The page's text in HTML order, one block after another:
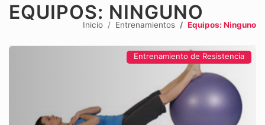
EQUIPOS: NINGUNO
Inicio Entrenamientos Equipos: Ninguno
Entrenamiento de Resistencia